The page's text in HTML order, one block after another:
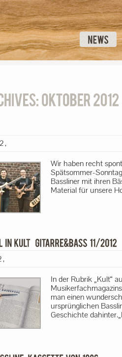
,
Wir haben recht
Spätsommer-
Bassliner mit ihren
Material für unsere
,
In der Rubrik „Kult“
man einen
ursprünglichen
Geschichte